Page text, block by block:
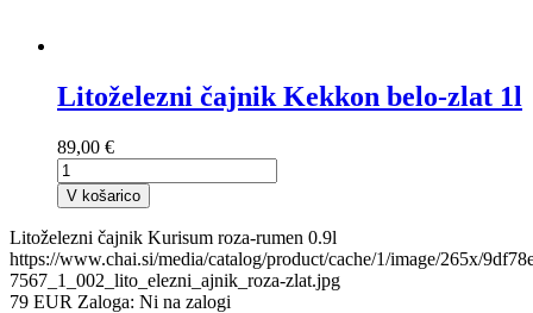
Litoželezni čajnik Kekkon belo-zlat 1l
89,00 €
V košarico
Litoželezni čajnik Kurisum roza-rumen 0.9l
https://www.chai.si/media/catalog/product/cache/1/image/265x/
7567_1_002_lito_elezni_ajnik_roza-zlat.jpg
79 EUR Zaloga: Ni na zalogi